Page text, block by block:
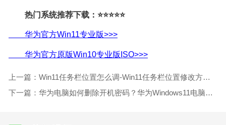
热门系统推荐下载：⭐⭐⭐⭐⭐
华为官方Win11专业版>>>
华为官方原版Win10专业版ISO>>>
上一篇：Win11任务栏位置怎么调-Win11任务栏位置修改方法分享
下一篇：华为电脑如何删除开机密码？华为Windows11电脑删除开机密码教程